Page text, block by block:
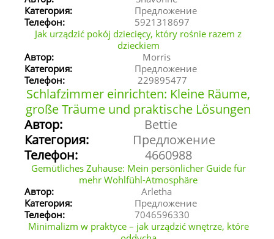
Категория:
Предложение
Телефон:
5921318697
Jak urządzić pokój dziecięcy, który rośnie razem z
dzieckiem
Автор:
Morris
Категория:
Предложение
Телефон:
229895477
Schlafzimmer einrichten: Kleine Räume,
große Träume und praktische Lösungen
Автор:
Bettie
Категория:
Предложение
Телефон:
4660988
Gemütliches Zuhause: Mein persönlicher Guide für
mehr Wohlfühl-Atmosphäre
Автор:
Arletha
Категория:
Предложение
Телефон:
7046596330
Minimalizm w praktyce – jak urządzić wnętrze, które